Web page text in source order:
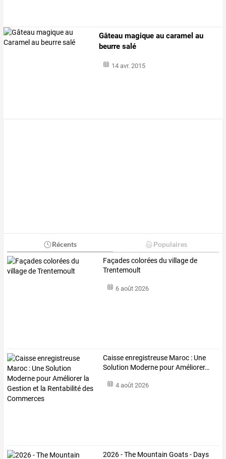
Gâteau magique au caramel au
beurre salé
14 avr. 2015
Récents Populaires
Façades colorées du village de
Trentemoult
6 août 2026
Caisseenregistreuse Maroc : Une
Solution Moderne pourAméliorer…
4 août 2026
2026 - The Mountain Goats - Days